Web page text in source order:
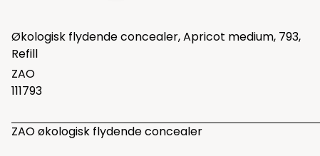
Økologisk flydende concealer, Apricot medium, 793,
Refill
ZAO
111793
ZAO økologisk flydende concealer